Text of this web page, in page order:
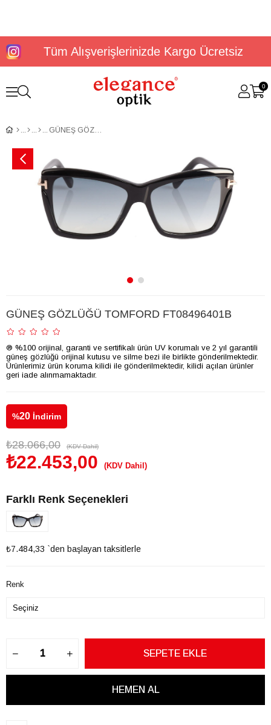
Tüm Alışverişlerinizde Kargo Ücretsiz
0
GÜNEŞ GÖZLÜĞÜ TOMFORD FT08496401B
GÜNEŞ GÖZLÜĞÜ TOMFORD FT08496401B
® %100 orijinal, garanti ve sertifikalı ürün UV korumalı ve 2 yıl garantili
güneş gözlüğü orijinal kutusu ve silme bezi ile birlikte gönderilmektedir.
Ürünlerimiz ürün koruma kilidi ile gönderilmektedir, kilidi açılan ürünler
geri iade alınmamaktadır.
%20 İndirim
₺28.066,00 (KDV Dahil)
₺22.453,00 (KDV Dahil)
Farklı Renk Seçenekleri
₺7.484,33 `den başlayan taksitlerle
Renk